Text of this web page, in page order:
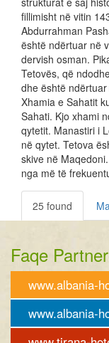
fillimisht në vitin
Abdurrahman
është ndërtuar në
dervish osman.
Tetovës, që
dhe është
Xhamia e Sahatit
Sahati. Kjo xhami
qytetit. Manastiri i
në qytet. Tetova
skive në
nga më të
25 found
Faqe
www.albania-
www.albania-